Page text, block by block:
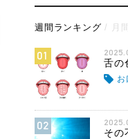
週間ランキング 月
01
舌の
お
02
その